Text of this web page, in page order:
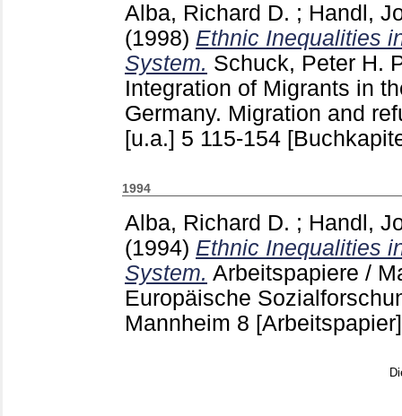
Alba, Richard D. ; Handl,
(1998) Ethnic Inequalities
System. Schuck, Peter H.
Integration of Migrants in
Germany. Migration and
[u.a.] 5 115-154
1994
Alba, Richard D. ; Handl,
(1994) Ethnic Inequalities
System. Arbeitspapiere /
Europäische
Mannheim 8 [Arbeitspapier]